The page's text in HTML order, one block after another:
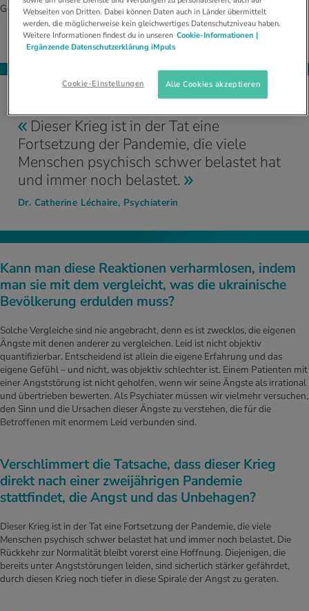
Generation zu Generation weitergegeben werden.
Dieser Krieg ist in der Tat eine
Fortsetzung der Pandemie, die viele
Menschen psychisch schwer belastet hat
und immer noch belastet.
Dr. Catherine Léchaire, Psychiaterin
Kann man diese Reaktionen verharmlosen, indem
man sie mit dem vergleicht, was die ukrainische
Bevölkerung erdulden muss?
Solche Vergleiche sind nie angebracht, denn es ist zwecklos, die eigenen
Ängste mit denen anderer zu vergleichen. Leid ist nicht objektiv
quantifizierbar. Entscheidend ist allein die eigene Erfahrung und das
eigene Gefühl – und nicht, was objektiv schlechter ist. Einem Patienten mit
einer Angststörung ist nicht geholfen, wenn wir seine Ängste als irrational
und übertrieben bewerten. Als Psychiater müssen wir vielmehr versuchen,
den Sinn und die Ursachen dieser Ängste zu verstehen, die für die
Betroffenen mit enormem Leid verbunden sind.
Verschlimmert die Tatsache, dass dieser Krieg
direkt nach einer zweijährigen Pandemie
stattfindet, die Angst und das Unbehagen?
Dieser Krieg ist in der Tat eine Fortsetzung der Pandemie, die viele
Menschen psychisch schwer belastet hat und immer noch belastet. Die
Rückkehr zur Normalität bleibt vorerst eine Hoffnung. Diejenigen, die
bereits unter Angststörungen leiden, sind sicherlich stärker gefährdet,
durch diesen Krieg noch tiefer in diese Spirale der Angst zu geraten.
Webseiten von Dritten. Dabei können Daten auch in Länder übermittelt
werden, die möglicherweise kein gleichwertiges Datenschutzniveau haben.
Weitere Informationen findest du in unseren Cookie-Informationen |
Ergänzende Datenschutzerklärung iMpuls
Cookie-Einstellungen Alle Cookies akzeptieren